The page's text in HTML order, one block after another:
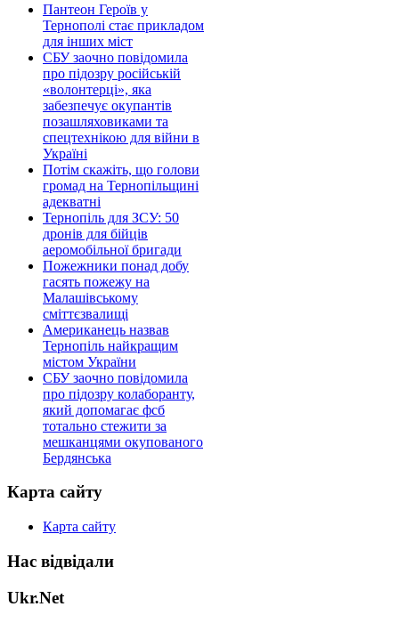
Пантеон Героїв у
Тернополі стає прикладом
для інших міст
СБУ заочно повідомила
про підозру російській
«волонтерці», яка
забезпечує окупантів
позашляховиками та
спецтехнікою для війни в
Україні
Потім скажіть, що голови
громад на Тернопільщині
адекватні
Тернопіль для ЗСУ: 50
дронів для бійців
аеромобільної бригади
Пожежники понад добу
гасять пожежу на
Малашівському
сміттєзвалищі
Американець назвав
Тернопіль найкращим
містом України
СБУ заочно повідомила
про підозру колаборанту,
який допомагає фсб
тотально стежити за
мешканцями окупованого
Бердянська
Карта сайту
Карта сайту
Нас відвідали
Ukr.Net